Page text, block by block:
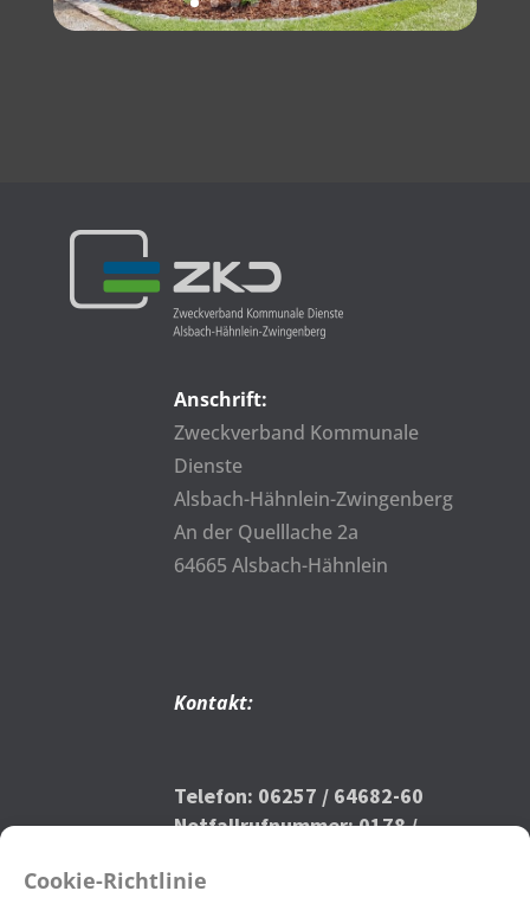
Cookie-Richtlinie
Anschrift:
Zweckverband Kommunale
Dienste
Alsbach-Hähnlein-Zwingenberg
An der Quelllache 2a
64665 Alsbach-Hähnlein
Kontakt:
Telefon: 06257 / 64682-60
Notfallrufnummer: 0178 /